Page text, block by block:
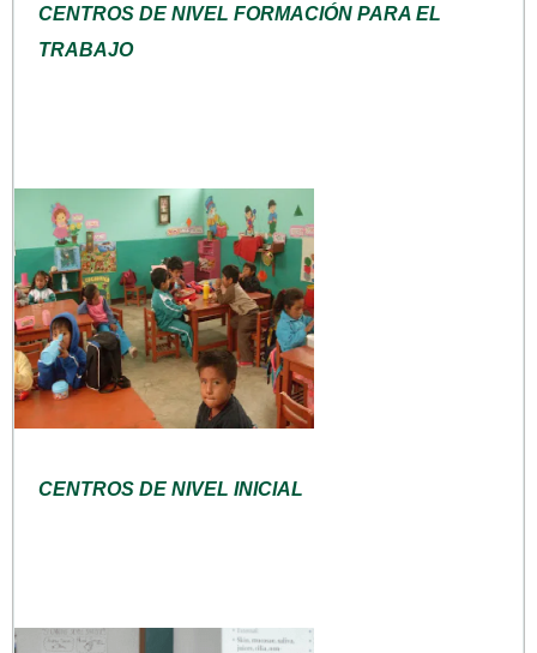
CENTROS DE NIVEL FORMACIÓN PARA EL
TRABAJO
CENTROS DE NIVEL INICIAL